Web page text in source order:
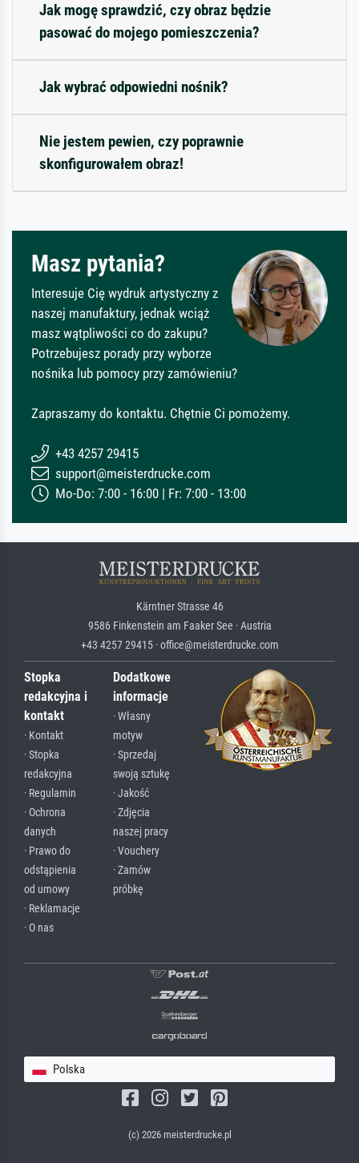
Jak mogę sprawdzić, czy obraz będzie
pasować do mojego pomieszczenia?
Jak wybrać odpowiedni nośnik?
Nie jestem pewien, czy poprawnie
skonfigurowałem obraz!
Masz pytania?
Interesuje Cię wydruk artystyczny z
naszej manufaktury, jednak wciąż
masz wątpliwości co do zakupu?
Potrzebujesz porady przy wyborze
nośnika lub pomocy przy zamówieniu?
Zapraszamy do kontaktu. Chętnie Ci pomożemy.
+43 4257 29415
support@meisterdrucke.com
Mo-Do: 7:00 - 16:00 | Fr: 7:00 - 13:00
Kärntner Strasse 46
9586 Finkenstein am Faaker See · Austria
+43 4257 29415 · office@meisterdrucke.com
Stopka
redakcyjna i
kontakt
· Kontakt
· Stopka
redakcyjna
· Regulamin
· Ochrona
danych
· Prawo do
odstąpienia
od umowy
· Reklamacje
· O nas
Dodatkowe
informacje
· Własny
motyw
· Sprzedaj
swoją sztukę
· Jakość
· Zdjęcia
naszej pracy
· Vouchery
· Zamów
próbkę
Polska
(c) 2026 meisterdrucke.pl